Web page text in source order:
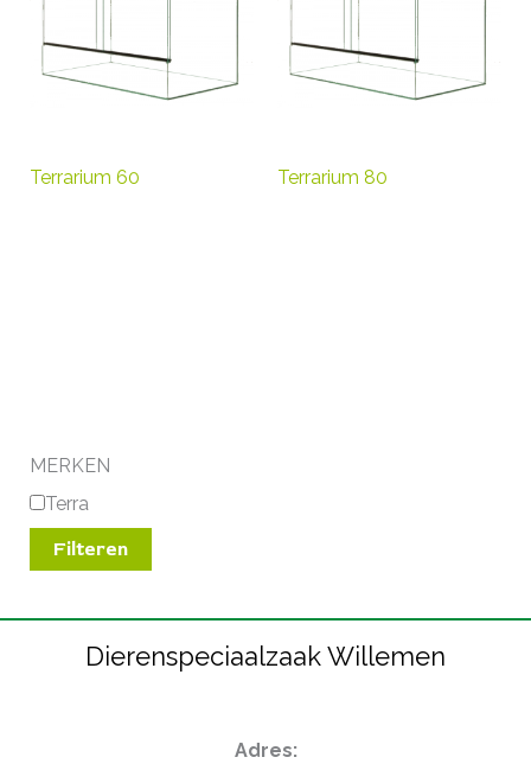
Terrarium 60 Terrarium 80
MERKEN
Terra
Filteren
Dierenspeciaalzaak Willemen
Adres: